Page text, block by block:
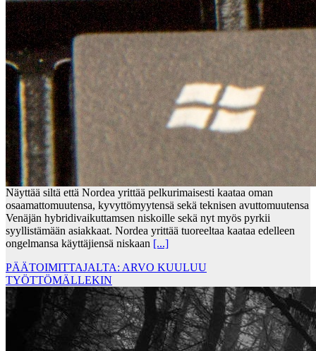
Näyttää siltä että Nordea yrittää pelkurimaisesti kaataa oman
osaamattomuutensa, kyvyttömyytensä sekä teknisen avuttomuutensa
Venäjän hybridivaikuttamsen niskoille sekä nyt myös pyrkii
syyllistämään asiakkaat. Nordea yrittää tuoreeltaa kaataa edelleen
ongelmansa käyttäjiensä niskaan [...]
PÄÄTOIMITTAJALTA: ARVO KUULUU
TYÖTTÖMÄLLEKIN